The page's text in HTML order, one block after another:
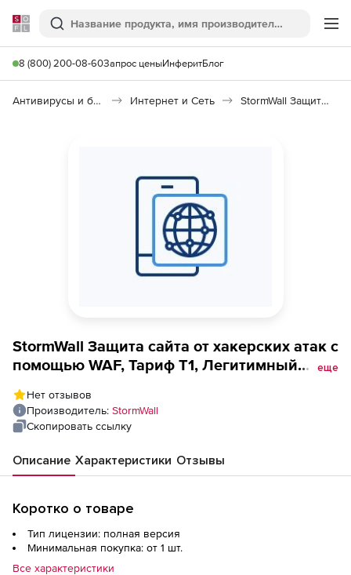
Softline
Поиск
8 (800) 200-08-60Запрос ценыИнферитБлог
Антивирусы и безопасность Интернет и Сеть StormWall Защита сайта с WAF
StormWall Защита сайта от хакерских атак с
помощью WAF, Тариф Т1, Легитимный
атак (лицензия), 5000 RPS
еще
Нет отзывов
Производитель: StormWall
Скопировать ссылку
Описание Характеристики Отзывы
Коротко о товаре
Тип лицензии: полная версия
Минимальная покупка: от 1 шт.
Все характеристики